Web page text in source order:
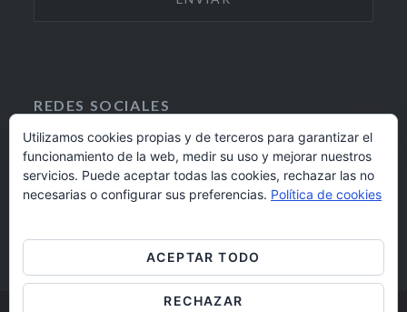
REDES SOCIALES
I
N
S
A
R
F
A
C
B
O
924 17 16 20
Utilizamos cookies propias y de terceros para garantizar el
funcionamiento de la web, medir su uso y mejorar nuestros
servicios. Puede aceptar todas las cookies, rechazar las no
necesarias o configurar sus preferencias. Política de cookies
ACEPTAR TODO
RECHAZAR